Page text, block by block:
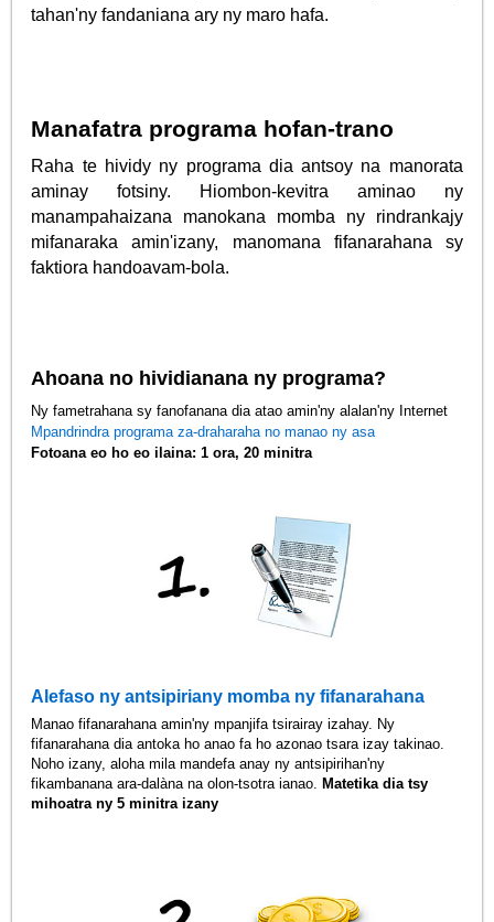
tahan'ny fandaniana ary ny maro hafa.
Manafatra programa hofan-trano
Raha te hividy ny programa dia antsoy na manorata
aminay fotsiny. Hiombon-kevitra aminao ny
manampahaizana manokana momba ny rindrankajy
mifanaraka amin'izany, manomana fifanarahana sy
faktiora handoavam-bola.
Ahoana no hividianana ny programa?
Ny fametrahana sy fanofanana dia atao amin'ny alalan'ny Internet
Mpandrindra programa za-draharaha no manao ny asa
Fotoana eo ho eo ilaina: 1 ora, 20 minitra
Alefaso ny antsipiriany momba ny fifanarahana
Manao fifanarahana amin'ny mpanjifa tsirairay izahay. Ny
fifanarahana dia antoka ho anao fa ho azonao tsara izay takinao.
Noho izany, aloha mila mandefa anay ny antsipirihan'ny
fikambanana ara-dalàna na olon-tsotra ianao. Matetika dia tsy
mihoatra ny 5 minitra izany